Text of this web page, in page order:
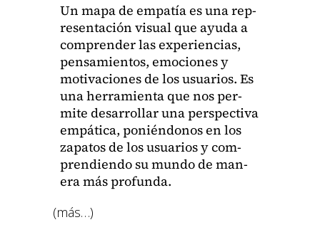
Un mapa de empatía es una rep­
re­sentación visu­al que ayu­da a
com­pren­der las expe­ri­en­cias,
pen­samien­tos, emo­ciones y
moti­va­ciones de los usuar­ios. Es
una her­ramien­ta que nos per­
mite desar­rol­lar una per­spec­ti­va
empáti­ca, ponién­donos en los
zap­atos de los usuar­ios y com­
pren­di­en­do su mun­do de man­
era más pro­fun­da.
(más…)